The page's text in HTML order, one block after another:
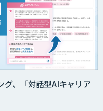
グ、「対話型AIキャリア